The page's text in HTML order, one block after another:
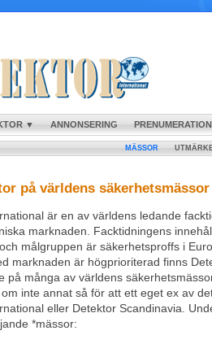
▼ ANNONSERING PRENUMERATION
MÄSSOR
på världens säkerhetsmässor
är en av världens ledande
marknaden. Facktidningens
målgruppen är säkerhetsproffs i
marknaden är högprioriterad finns
på många av världens
inte annat så för att ett eget ex av
eller Detektor Scandinavia.
*mässor: